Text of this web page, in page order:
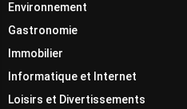
Environnement
Gastronomie
Immobilier
Informatique et Internet
Loisirs et Divertissements